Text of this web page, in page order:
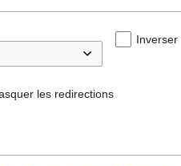
Inverser
les redirections